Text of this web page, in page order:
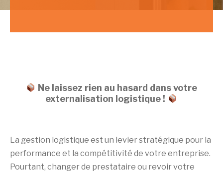
Ne laissez rien au hasard dans votre
externalisation logistique !
La gestion logistique est un levier stratégique pour la
performance et la compétitivité de votre entreprise.
Pourtant, changer de prestataire ou revoir votre